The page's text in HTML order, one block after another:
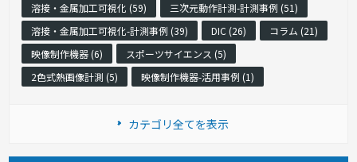
溶接・金属加工可視化 (59)
三次元動作計測-計測事例 (51)
溶接・金属加工可視化-計測事例 (39)
DIC (26)
コラム (21)
映像制作機器 (6)
スポーツサイエンス (5)
2色式熱画像計測 (5)
映像制作機器-活用事例 (1)
カテゴリ全てを表示